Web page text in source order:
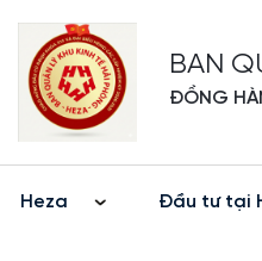
BAN
ĐỒNG
Heza Đầu tư tại